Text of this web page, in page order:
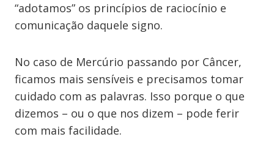
“adotamos” os princípios de raciocínio e
comunicação daquele signo.
No caso de Mercúrio passando por Câncer,
ficamos mais sensíveis e precisamos tomar
cuidado com as palavras. Isso porque o que
dizemos – ou o que nos dizem – pode ferir
com mais facilidade.